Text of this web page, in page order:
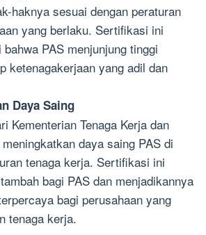
haknya sesuai dengan peraturan
yang berlaku. Sertifikasi ini
PAS menjunjung tinggi
ketenagakerjaan yang adil dan
Daya Saing
Kementerian Tenaga Kerja dan
daya saing PAS di
tenaga kerja. Sertifikasi ini
bagi PAS dan menjadikannya
bagi perusahaan yang
tenaga kerja.